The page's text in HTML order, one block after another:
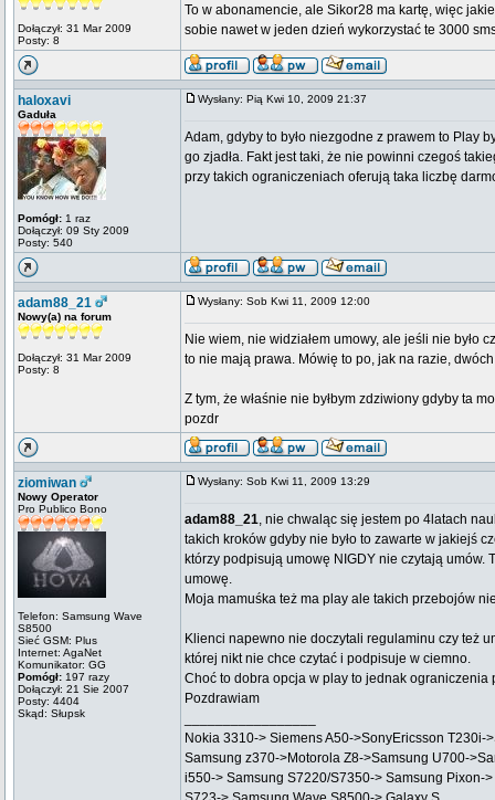
Dołączył: 31 Mar 2009
Posty: 8
To w abonamencie, ale Sikor28 ma kartę, więc
sobie nawet w jeden dzień wykorzystać te 3000
haloxavi
Gaduła
Pomógł: 1 raz
Dołączył: 09 Sty 2009
Posty: 540
Wysłany: Pią Kwi 10, 2009 21:37
Adam, gdyby to było niezgodne z prawem to Play
go zjadła. Fakt jest taki, że nie powinni czegoś
przy takich ograniczeniach oferują taka liczbę
adam88_21
Nowy(a) na forum
Dołączył: 31 Mar 2009
Posty: 8
Wysłany: Sob Kwi 11, 2009 12:00
Nie wiem, nie widziałem umowy, ale jeśli nie było
to nie mają prawa. Mówię to po, jak na razie,
Z tym, że właśnie nie byłbym zdziwiony gdyby ta
pozdr
ziomiwan
Nowy Operator
Pro Publico Bono
Telefon: Samsung Wave
S8500
Sieć GSM: Plus
Internet: AgaNet
Komunikator: GG
Pomógł: 197 razy
Dołączył: 21 Sie 2007
Posty: 4404
Skąd: Słupsk
Wysłany: Sob Kwi 11, 2009 13:29
adam88_21, nie chwaląc się jestem po 4latach
takich kroków gdyby nie było to zawarte w jakiejś
którzy podpisują umowę NIGDY nie czytają
umowę.
Moja mamuśka też ma play ale takich przebojów
Klienci napewno nie doczytali regulaminu czy też
której nikt nie chce czytać i podpisuje w ciemno.
Choć to dobra opcja w play to jednak
Pozdrawiam
Nokia 3310-> Siemens A50->SonyEricsson
Samsung z370->Motorola Z8->Samsung U700-
i550-> Samsung S7220/S7350-> Samsung Pixon-